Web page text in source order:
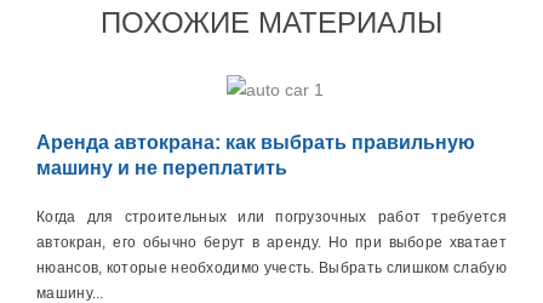
ПОХОЖИЕ МАТЕРИАЛЫ
Аренда автокрана: как выбрать правильную
машину и не переплатить
Когда для строительных или погрузочных работ требуется
автокран, его обычно берут в аренду. Но при выборе хватает
нюансов, которые необходимо учесть. Выбрать слишком слабую
машину...